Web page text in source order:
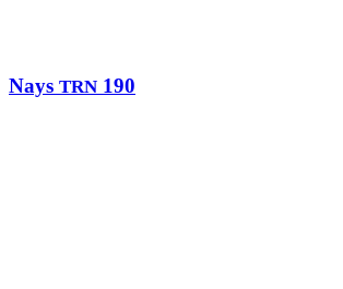
Nays TRN 190